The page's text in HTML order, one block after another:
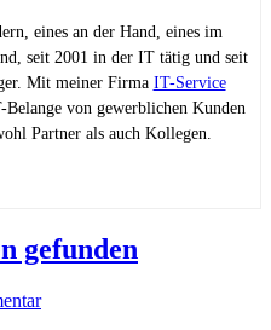
eines an der Hand, eines im
seit 2001 in der IT tätig und seit
Mit meiner Firma IT-Service
von gewerblichen Kunden
Partner als auch Kollegen.
gefunden